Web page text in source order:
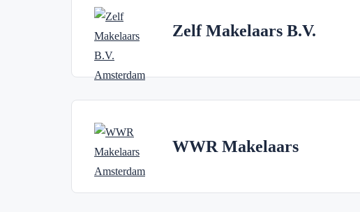
Zelf Makelaars B.V.
WWR Makelaars